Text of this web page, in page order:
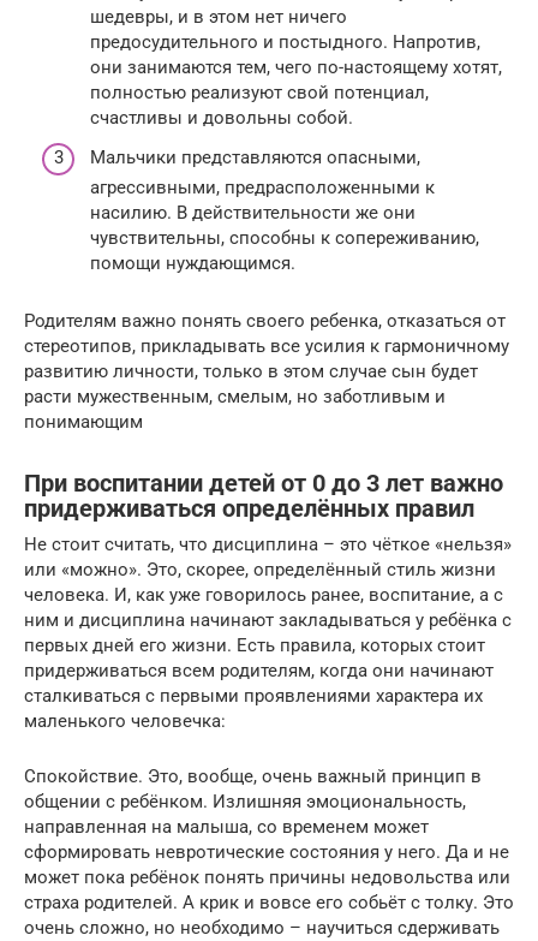
шедевры, и в этом нет ничего
предосудительного и постыдного. Напротив,
они занимаются тем, чего по-настоящему хотят,
полностью реализуют свой потенциал,
счастливы и довольны собой.
Мальчики представляются опасными,
агрессивными, предрасположенными к
насилию. В действительности же они
чувствительны, способны к сопереживанию,
помощи нуждающимся.
Родителям важно понять своего ребенка, отказаться от
стереотипов, прикладывать все усилия к гармоничному
развитию личности, только в этом случае сын будет
расти мужественным, смелым, но заботливым и
понимающим
При воспитании детей от 0 до 3 лет важно
придерживаться определённых правил
Не стоит считать, что дисциплина – это чёткое «нельзя»
или «можно». Это, скорее, определённый стиль жизни
человека. И, как уже говорилось ранее, воспитание, а с
ним и дисциплина начинают закладываться у ребёнка с
первых дней его жизни. Есть правила, которых стоит
придерживаться всем родителям, когда они начинают
сталкиваться с первыми проявлениями характера их
маленького человечка:
Спокойствие. Это, вообще, очень важный принцип в
общении с ребёнком. Излишняя эмоциональность,
направленная на малыша, со временем может
сформировать невротические состояния у него. Да и не
может пока ребёнок понять причины недовольства или
страха родителей. А крик и вовсе его собьёт с толку. Это
очень сложно, но необходимо – научиться сдерживать